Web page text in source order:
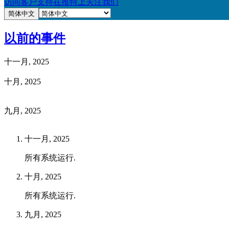
简体中文
以前的事件
十一月, 2025
十月, 2025
九月, 2025
十一月, 2025
所有系统运行.
十月, 2025
所有系统运行.
九月, 2025